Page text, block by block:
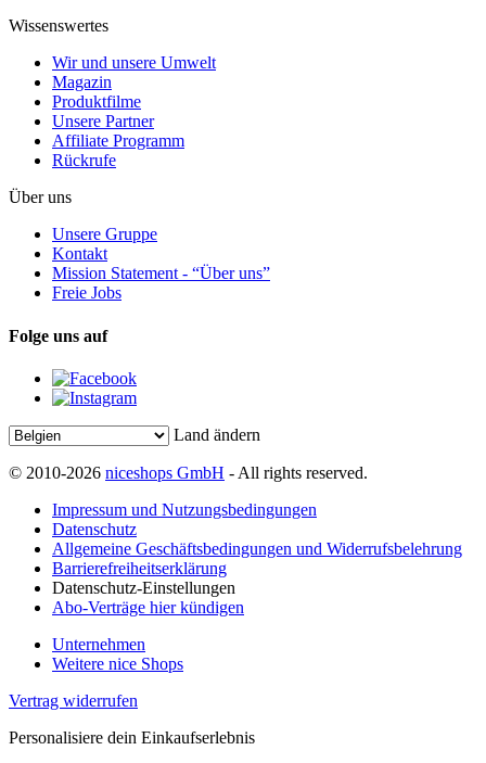
Wissenswertes
Wir und unsere Umwelt
Magazin
Produktfilme
Unsere Partner
Affiliate Programm
Rückrufe
Über uns
Unsere Gruppe
Kontakt
Mission Statement - “Über uns”
Freie Jobs
Folge uns auf
Land ändern
© 2010-2026 niceshops GmbH - All rights reserved.
Impressum und Nutzungsbedingungen
Datenschutz
Allgemeine Geschäftsbedingungen und Widerrufsbelehrung
Barrierefreiheitserklärung
Datenschutz-Einstellungen
Abo-Verträge hier kündigen
Unternehmen
Weitere nice Shops
Vertrag widerrufen
Personalisiere dein Einkaufserlebnis